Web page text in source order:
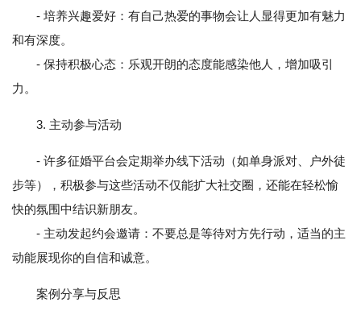
- 培养兴趣爱好：有自己热爱的事物会让人显得更加有魅力
和有深度。
- 保持积极心态：乐观开朗的态度能感染他人，增加吸引
力。
3. 主动参与活动
- 许多征婚平台会定期举办线下活动（如单身派对、户外徒
步等），积极参与这些活动不仅能扩大社交圈，还能在轻松愉
快的氛围中结识新朋友。
- 主动发起约会邀请：不要总是等待对方先行动，适当的主
动能展现你的自信和诚意。
案例分享与反思